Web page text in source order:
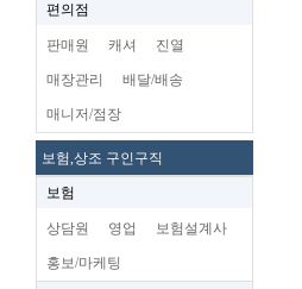
편의점
판매원 캐셔 진열
매장관리 배달/배송
매니저/점장
보험,상조 구인구직
보험
상담원 영업 보험설계사
홍보/마케팅